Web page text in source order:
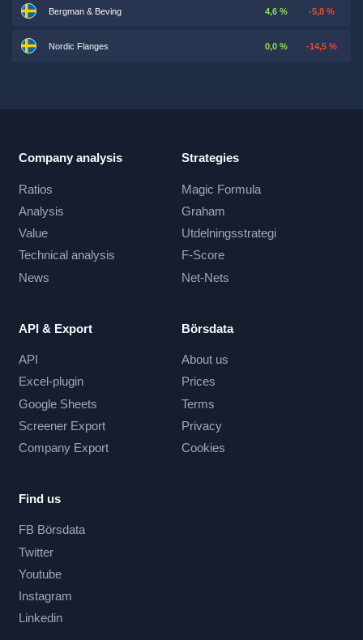
Bergman & Beving 4,6 % -5,8 %
Nordic Flanges 0,0 % -14,5 %
Company analysis
Ratios
Analysis
Value
Technical analysis
News
Strategies
Magic Formula
Graham
Utdelningsstrategi
F-Score
Net-Nets
API & Export
API
Excel-plugin
Google Sheets
Screener Export
Company Export
Börsdata
About us
Prices
Terms
Privacy
Cookies
Find us
FB Börsdata
Twitter
Youtube
Instagram
Linkedin